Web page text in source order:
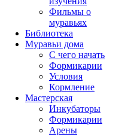
Фильмы о
муравьях
Библиотека
Муравьи дома
С чего начать
Формикарии
Условия
Кормление
Мастерская
Инкубаторы
Формикарии
Арены